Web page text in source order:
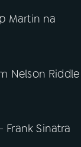
Martin na
Nelson Riddle
Sinatra